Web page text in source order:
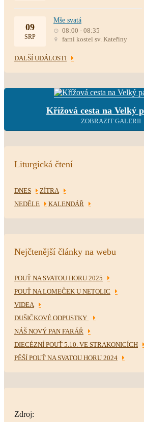
09
SRP
Mše svatá
08:00 - 08:35
farní kostel sv. Kateřiny
DALŠÍ UDÁLOSTI
Křížová cesta na Velký
ZOBRAZIT GALERII
Liturgická čtení
DNES
ZÍTRA
NEDĚLE
KALENDÁŘ
Nejčtenější články na webu
POUŤ NA SVATOU HORU 2025
POUŤ NA LOMEČEK U NETOLIC
VIDEA
DUŠIČKOVÉ ODPUSTKY
NÁŠ NOVÝ PAN FARÁŘ
DIECÉZNÍ POUŤ 5.10. VE STRAKONICÍCH
PĚŠÍ POUŤ NA SVATOU HORU 2024
Zdroj: